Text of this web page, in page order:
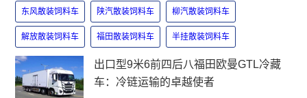
东风散装饲料车 陕汽散装饲料车 柳汽散装饲料车
解放散装饲料车 福田散装饲料车 半挂散装饲料车
出口型9米6前四后八福田欧曼GTL冷藏
车：冷链运输的卓越使者